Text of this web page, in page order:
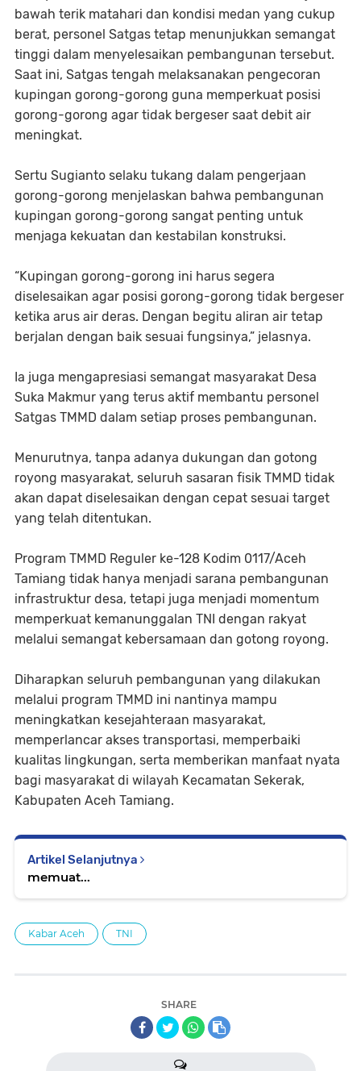
bawah terik matahari dan kondisi medan yang cukup
berat, personel Satgas tetap menunjukkan semangat
tinggi dalam menyelesaikan pembangunan tersebut.
Saat ini, Satgas tengah melaksanakan pengecoran
kupingan gorong-gorong guna memperkuat posisi
gorong-gorong agar tidak bergeser saat debit air
meningkat.
Sertu Sugianto selaku tukang dalam pengerjaan
gorong-gorong menjelaskan bahwa pembangunan
kupingan gorong-gorong sangat penting untuk
menjaga kekuatan dan kestabilan konstruksi.
“Kupingan gorong-gorong ini harus segera
diselesaikan agar posisi gorong-gorong tidak bergeser
ketika arus air deras. Dengan begitu aliran air tetap
berjalan dengan baik sesuai fungsinya,” jelasnya.
Ia juga mengapresiasi semangat masyarakat Desa
Suka Makmur yang terus aktif membantu personel
Satgas TMMD dalam setiap proses pembangunan.
Menurutnya, tanpa adanya dukungan dan gotong
royong masyarakat, seluruh sasaran fisik TMMD tidak
akan dapat diselesaikan dengan cepat sesuai target
yang telah ditentukan.
Program TMMD Reguler ke-128 Kodim 0117/Aceh
Tamiang tidak hanya menjadi sarana pembangunan
infrastruktur desa, tetapi juga menjadi momentum
memperkuat kemanunggalan TNI dengan rakyat
melalui semangat kebersamaan dan gotong royong.
Diharapkan seluruh pembangunan yang dilakukan
melalui program TMMD ini nantinya mampu
meningkatkan kesejahteraan masyarakat,
memperlancar akses transportasi, memperbaiki
kualitas lingkungan, serta memberikan manfaat nyata
bagi masyarakat di wilayah Kecamatan Sekerak,
Kabupaten Aceh Tamiang.
Artikel Selanjutnya
memuat...
Kabar Aceh TNI
SHARE